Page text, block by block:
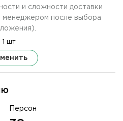
Персон
и сложности доставки
менеджером после выбора
1 шт